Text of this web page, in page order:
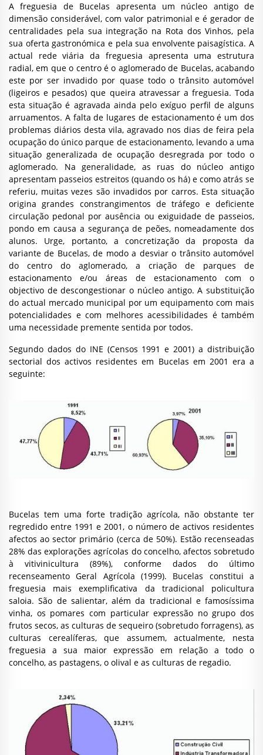
A freguesia de Bucelas apresenta um núcleo antigo de
dimensão considerável, com valor patrimonial e é gerador de
centralidades pela sua integração na Rota dos Vinhos, pela
sua oferta gastronómica e pela sua envolvente paisagística. A
actual rede viária da freguesia apresenta uma estrutura
radial, em que o centro é o aglomerado de Bucelas, acabando
este por ser invadido por quase todo o trânsito automóvel
(ligeiros e pesados) que queira atravessar a freguesia. Toda
esta situação é agravada ainda pelo exíguo perfil de alguns
arruamentos. A falta de lugares de estacionamento é um dos
problemas diários desta vila, agravado nos dias de feira pela
ocupação do único parque de estacionamento, levando a uma
situação generalizada de ocupação desregrada por todo o
aglomerado. Na generalidade, as ruas do núcleo antigo
apresentam passeios estreitos (quando os há) e como atrás se
referiu, muitas vezes são invadidos por carros. Esta situação
origina grandes constrangimentos de tráfego e deficiente
circulação pedonal por ausência ou exiguidade de passeios,
pondo em causa a segurança de peões, nomeadamente dos
alunos. Urge, portanto, a concretização da proposta da
variante de Bucelas, de modo a desviar o trânsito automóvel
do centro do aglomerado, a criação de parques de
estacionamento e/ou áreas de estacionamento com o
objectivo de descongestionar o núcleo antigo. A substituição
do actual mercado municipal por um equipamento com mais
potencialidades e com melhores acessibilidades é também
uma necessidade premente sentida por todos.
Segundo dados do INE (Censos 1991 e 2001) a distribuição
sectorial dos activos residentes em Bucelas em 2001 era a
seguinte:
Bucelas tem uma forte tradição agrícola, não obstante ter
regredido entre 1991 e 2001, o número de activos residentes
afectos ao sector primário (cerca de 50%). Estão recenseadas
28% das explorações agrícolas do concelho, afectos sobretudo
à vitivinicultura (89%), conforme dados do último
recenseamento Geral Agrícola (1999). Bucelas constitui a
freguesia mais exemplificativa da tradicional policultura
saloia. São de salientar, além da tradicional e famosíssima
vinha, os pomares com particular expressão no grupo dos
frutos secos, as culturas de sequeiro (sobretudo forragens), as
culturas cerealíferas, que assumem, actualmente, nesta
freguesia a sua maior expressão em relação a todo o
concelho, as pastagens, o olival e as culturas de regadio.